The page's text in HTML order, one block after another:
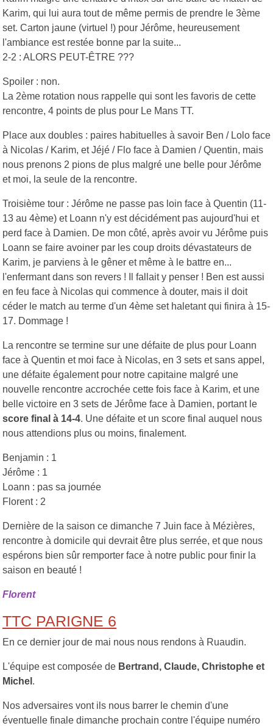
Karim, qui lui aura tout de même permis de prendre le 3ème
set. Carton jaune (virtuel !) pour Jérôme, heureusement
l'ambiance est restée bonne par la suite...
2-2 : ALORS PEUT-ÊTRE ???
Spoiler : non.
La 2ème rotation nous rappelle qui sont les favoris de cette
rencontre, 4 points de plus pour Le Mans TT.
Place aux doubles : paires habituelles à savoir Ben / Lolo face
à Nicolas / Karim, et Jéjé / Flo face à Damien / Quentin, mais
nous prenons 2 pions de plus malgré une belle pour Jérôme
et moi, la seule de la rencontre.
Troisième tour : Jérôme ne passe pas loin face à Quentin (11-
13 au 4ème) et Loann n'y est décidément pas aujourd'hui et
perd face à Damien. De mon côté, après avoir vu Jérôme puis
Loann se faire avoiner par les coup droits dévastateurs de
Karim, je parviens à le gêner et même à le battre en...
l'enfermant dans son revers ! Il fallait y penser ! Ben est aussi
en feu face à Nicolas qui commence à douter, mais il doit
céder le match au terme d'un 4ème set haletant qui finira à 15-
17. Dommage !
La rencontre se termine sur une défaite de plus pour Loann
face à Quentin et moi face à Nicolas, en 3 sets et sans appel,
une défaite également pour notre capitaine malgré une
nouvelle rencontre accrochée cette fois face à Karim, et une
belle victoire en 3 sets de Jérôme face à Damien, portant le
score final à 14-4. Une défaite et un score final auquel nous
nous attendions plus ou moins, finalement.
Benjamin : 1
Jérôme : 1
Loann : pas sa journée
Florent : 2
Dernière de la saison ce dimanche 7 Juin face à Mézières,
rencontre à domicile qui devrait être plus serrée, et que nous
espérons bien sûr remporter face à notre public pour finir la
saison en beauté !
Florent
TTC PARIGNE 6
En ce dernier jour de mai nous nous rendons à Ruaudin.
L'équipe est composée de Bertrand, Claude, Christophe et
Michel .
Nos adversaires vont ils nous barrer le chemin d'une
éventuelle finale dimanche prochain contre l'équipe numéro